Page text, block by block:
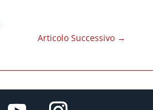
Articolo Successivo →